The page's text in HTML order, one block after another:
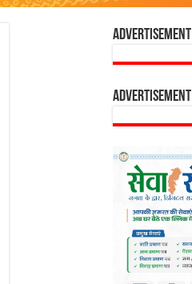
Advertisement
Advertisement